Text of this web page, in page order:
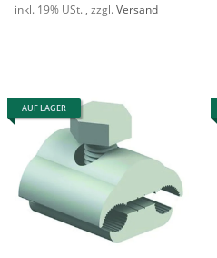
inkl. 19% USt. , zzgl.Versand
AUF LAGER